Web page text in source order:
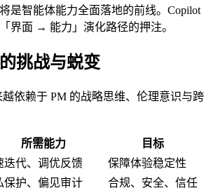
是智能体能力全面落地的前线。Copilot
界面 → 能力」演化路径的押注。
挑战与蜕变
依赖于 PM 的战略思维、伦理意识与跨
所需能力
目标
迭代、调优反馈
保障体验稳定性
保护、偏见审计
合规、安全、信任